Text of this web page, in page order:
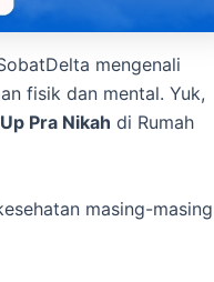
mengenali
fisik dan mental. Yuk,
Pra Nikah di Rumah
masing-masing